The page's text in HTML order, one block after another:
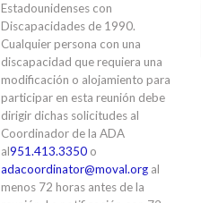
Estadounidenses con
Discapacidades de 1990.
Cualquier persona con una
discapacidad que requiera una
modificación o alojamiento para
participar en esta reunión debe
dirigir dichas solicitudes al
Coordinador de la ADA
al951.413.3350o
adacoordinator@moval.orgal
menos 72 horas antes de la